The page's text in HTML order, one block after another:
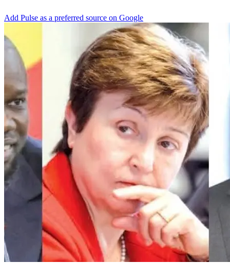
Add Pulse as a preferred source on Google